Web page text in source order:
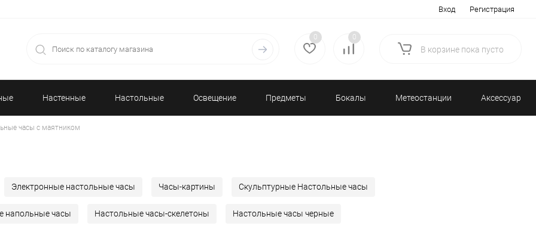
Вход Регистрация
0 0
В корзине пока пусто
Настенные Настольные Освещение Предметы Бокалы Метеостанции Аксессуары/
часы с маятником
Электронные настольные часы Часы-картины Скульптурные Настольные часы
напольные часы Настольные часы-скелетоны Настольные часы черные